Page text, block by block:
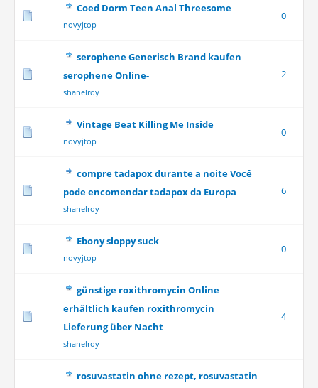
Coed Dorm Teen Anal Threesome
novyjtop
0
serophene Generisch Brand kaufen
serophene Online-
shanelroy
2
Vintage Beat Killing Me Inside
novyjtop
0
compre tadapox durante a noite Você
pode encomendar tadapox da Europa
shanelroy
6
Ebony sloppy suck
novyjtop
0
günstige roxithromycin Online
erhältlich kaufen roxithromycin
Lieferung über Nacht
shanelroy
4
rosuvastatin ohne rezept, rosuvastatin